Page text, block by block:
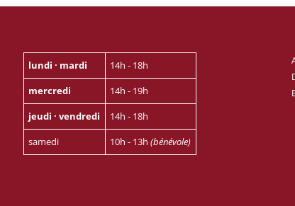
lundi · mardi
14h - 18h
mercredi
14h - 19h
jeudi · vendredi
14h - 18h
samedi
10h - 13h (bénévole)